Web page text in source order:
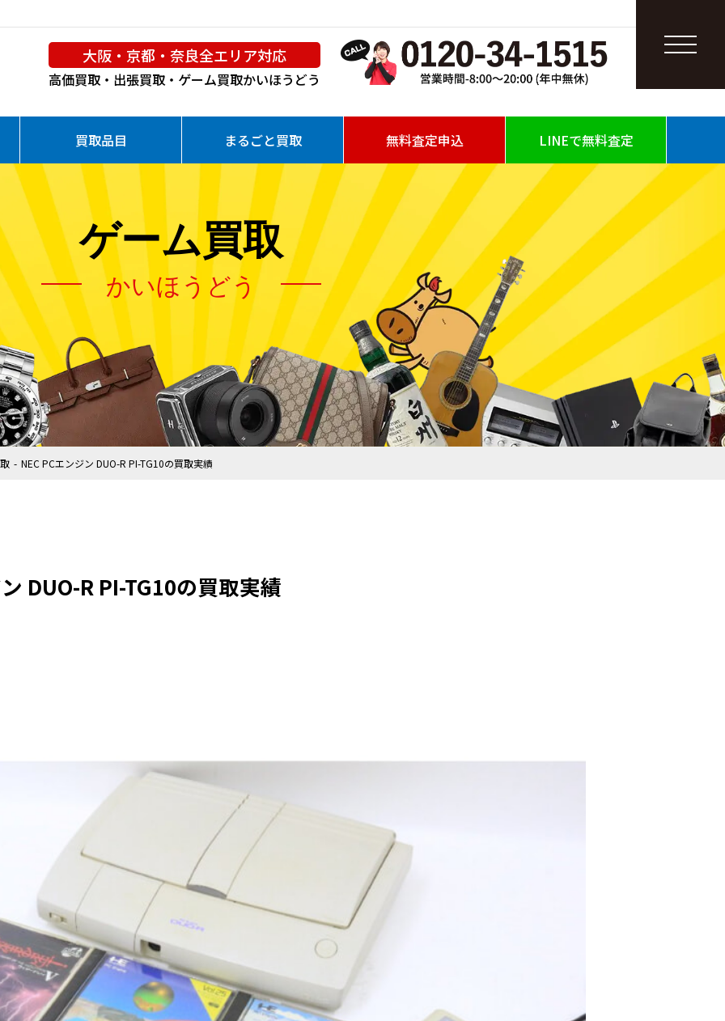
大阪・京都・奈良全エリア対応
高価買取・出張買取・ゲーム買取かいほうどう
買取品目 まるごと買取 無料査定申込 LINEで無料査定
ゲーム買取
かいほうどう
NEC PCエンジン DUO-R PI-TG10の買取実績
DUO-R PI-TG10の買取実績